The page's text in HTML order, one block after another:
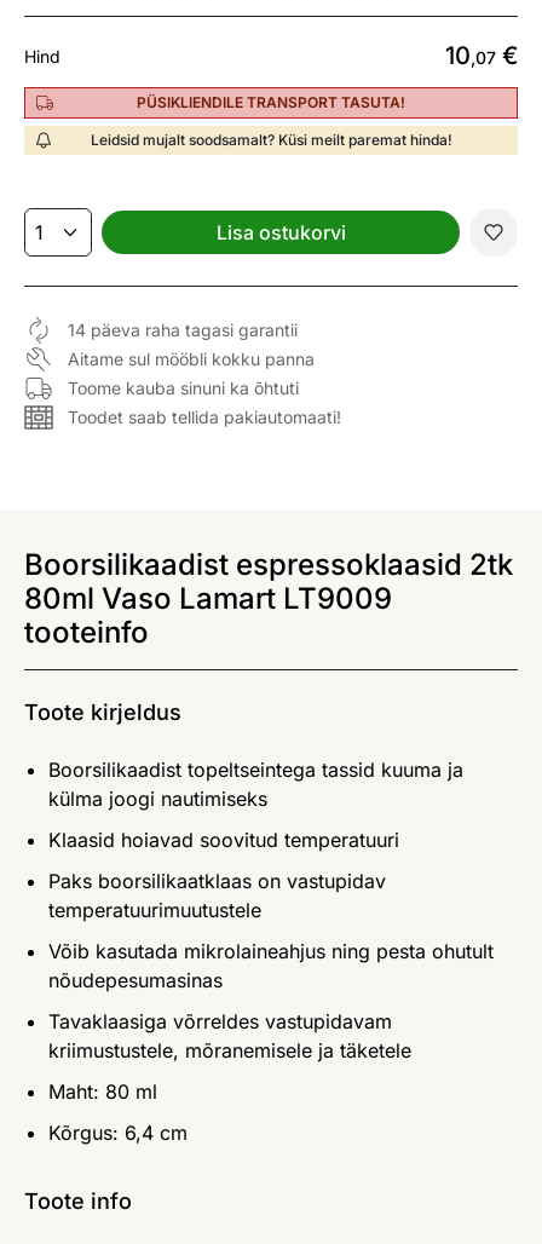
Hind 10,07 €
PÜSIKLIENDILE TRANSPORT TASUTA!
Leidsid mujalt soodsamalt? Küsi meilt paremat hinda!
Lisa ostukorvi
14 päeva raha tagasi garantii
Aitame sul mööbli kokku panna
Toome kauba sinuni ka õhtuti
Toodet saab tellida pakiautomaati!
Boorsilikaadist espressoklaasid 2tk
80ml Vaso Lamart LT9009
tooteinfo
Toote kirjeldus
Boorsilikaadist topeltseintega tassid kuuma ja
külma joogi nautimiseks
Klaasid hoiavad soovitud temperatuuri
Paks boorsilikaatklaas on vastupidav
temperatuurimuutustele
Võib kasutada mikrolaineahjus ning pesta ohutult
nõudepesumasinas
Tavaklaasiga võrreldes vastupidavam
kriimustustele, mõranemisele ja täketele
Maht: 80 ml
Kõrgus: 6,4 cm
Toote info